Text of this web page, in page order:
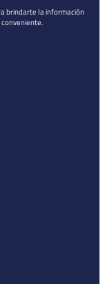
brindarte la información